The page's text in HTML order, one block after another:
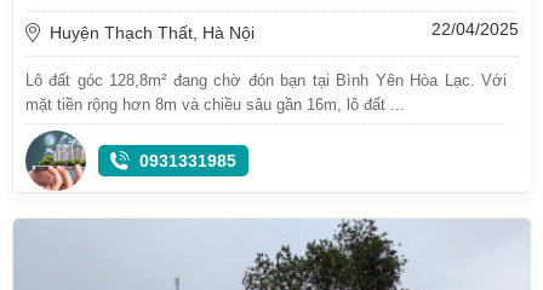
Huyện Thạch Thất, Hà Nội 22/04/2025
Lô đất góc 128,8m² đang chờ đón bạn tại Bình Yên Hòa Lạc. Với
mặt tiền rộng hơn 8m và chiều sâu gần 16m, lô đất ...
0931331985